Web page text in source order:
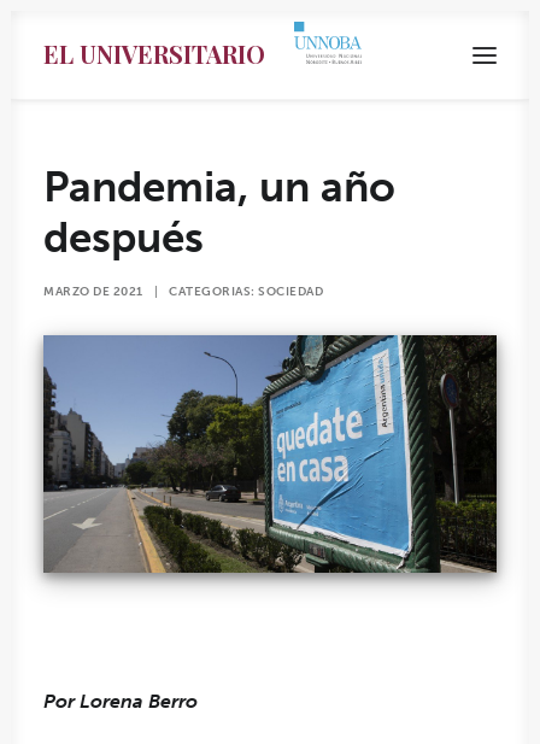
EL UNIVERSITARIO
Search
Pandemia, un año
después
MARZO DE 2021 CATEGORIAS: SOCIEDAD
Por Lorena Berro